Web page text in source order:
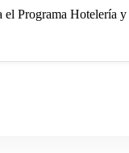
el Programa Hotelería